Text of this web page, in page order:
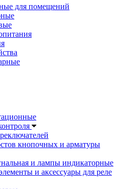
для помещений
кнопочных и арматуры
и лампы индикаторные
и аксессуары для реле